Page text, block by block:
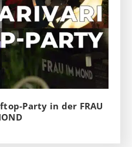
Party in der FRAU